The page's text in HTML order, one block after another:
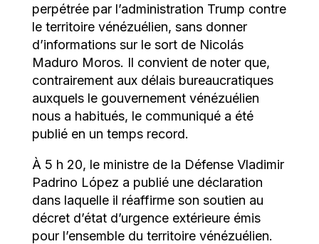
perpétrée par l’administration Trump contre
le territoire vénézuélien, sans donner
d’informations sur le sort de Nicolás
Maduro Moros. Il convient de noter que,
contrairement aux délais bureaucratiques
auxquels le gouvernement vénézuélien
nous a habitués, le communiqué a été
publié en un temps record.
À 5 h 20, le ministre de la Défense Vladimir
Padrino López a publié une déclaration
dans laquelle il réaffirme son soutien au
décret d’état d’urgence extérieure émis
pour l’ensemble du territoire vénézuélien.